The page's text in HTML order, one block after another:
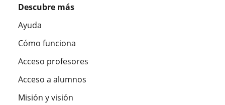
Descubre más
Ayuda
Cómo funciona
Acceso profesores
Acceso a alumnos
Misión y visión